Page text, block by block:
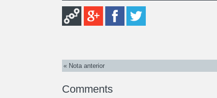
« Nota anterior
Comments